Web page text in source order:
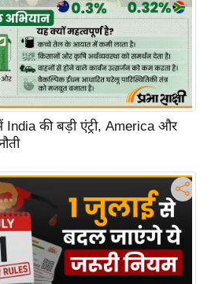
India की बड़ी एंट्री, America और